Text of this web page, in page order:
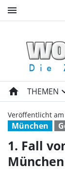
menu
1. Fall
home THEMEN
München
Veröffentlicht am
1. Fall
München